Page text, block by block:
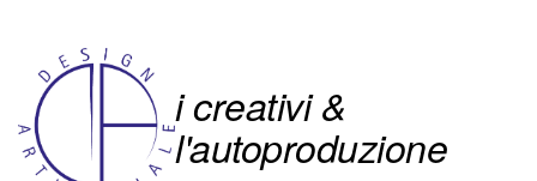
i creativi &
l'autoproduzione